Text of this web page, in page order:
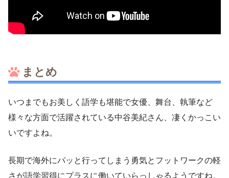
まとめ
いつまでもお美しく語学も堪能で女優、舞台、執筆など
様々な方面で活躍されている中谷美紀さん、凄くかっこい
いですよね。
長期で海外にパッと行ってしまう勇気とフットワークの軽
さが語学習得にプラスに働いていらっしゃるようですね。